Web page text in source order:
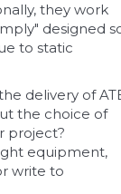
they work
designed
to static
delivery of
the choice of
project?
equipment,
write to